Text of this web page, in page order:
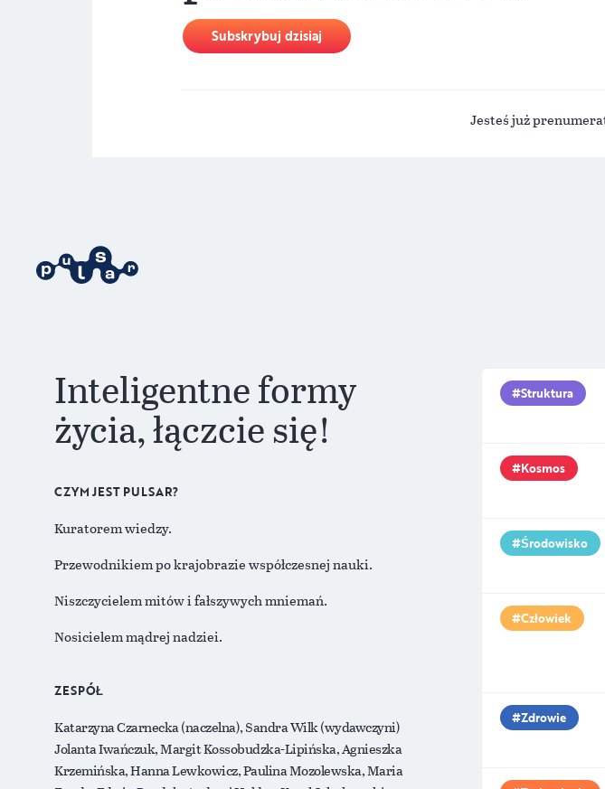
Subskrybuj dzisiaj
Jesteś już
Inteligentne formy
życia, łączcie się!
CZYM JEST PULSAR?
Kuratorem wiedzy.
Przewodnikiem po krajobrazie współczesnej nauki.
Niszczycielem mitów i fałszywych mniemań.
Nosicielem mądrej nadziei.
ZESPÓŁ
Katarzyna Czarnecka (naczelna), Sandra Wilk (wydawczyni)
Jolanta Iwańczuk, Margit Kossobudzka-Lipińska, Agnieszka
Krzemińska, Hanna Lewkowicz, Paulina Mozolewska, Maria
Struktura
Kosmos
Środowisko
Człowiek
Zdrowie